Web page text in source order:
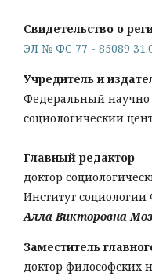
Свидетельство о
ЭЛ № ФС 77 - 85089
Учредитель и
Федеральный
социологический
Главный редактор
доктор
Институт
Алла Викторовна
Заместитель
доктор философских